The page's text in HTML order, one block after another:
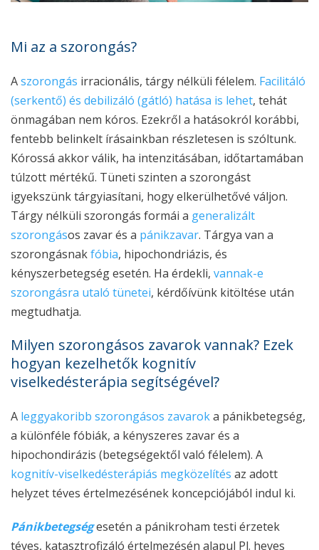
Mi az a szorongás?
Aszorongás irracionális, tárgy nélküli félelem. Facilitáló
(serkentő) és debilizáló (gátló) hatása is lehet, tehát
önmagában nem kóros. Ezekről a hatásokról korábbi,
fentebb belinkelt írásainkban részletesen is szóltunk.
Kórossá akkor válik, ha intenzitásában, időtartamában
túlzott mértékű. Tüneti szinten a szorongást
igyekszünk tárgyiasítani, hogy elkerülhetővé váljon.
Tárgy nélküli szorongás formái a generalizált
szorongásos zavar és a pánikzavar. Tárgya van a
szorongásnakfóbia, hipochondriázis, és
kényszerbetegség esetén. Ha érdekli, vannak-e
szorongásra utaló tünetei, kérdőívünk kitöltése után
megtudhatja.
Milyen szorongásos zavarok vannak? Ezek
hogyan kezelhetők kognitív
viselkedésterápia segítségével?
A leggyakoribb szorongásos zavaroka pánikbetegség,
a különféle fóbiák, a kényszeres zavar és a
hipochondirázis (betegségektől való félelem). A
kognitív-viselkedésterápiás megközelítés az adott
helyzet téves értelmezésének koncepciójából indul ki.
Pánikbetegségesetén a pánikroham testi érzetek
téves, katasztrofizáló értelmezésén alapul Pl. heves